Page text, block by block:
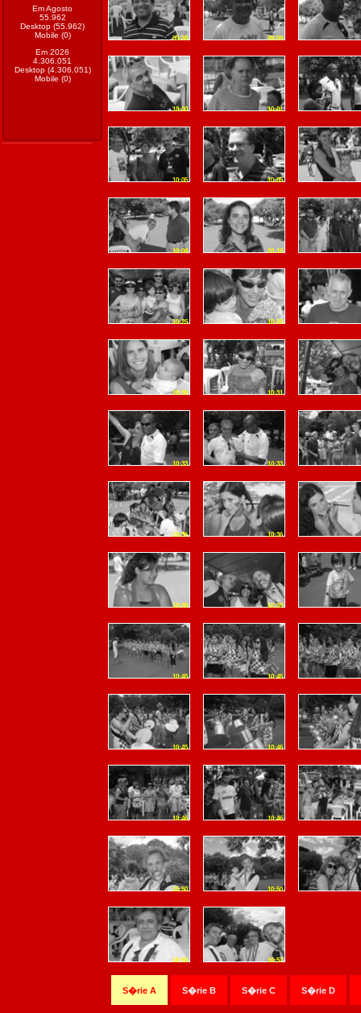
Em Agosto
55.962
Desktop (55.962)
Mobile (0)
Em 2026
4.306.051
Desktop (4.306.051)
Mobile (0)
09:58 09:59
10:00 10:01
10:05 10:05
10:09 10:10
10:25 10:25
10:30 10:31
10:33 10:33
10:36 10:36
10:38 10:39
10:45 10:45
10:45 10:46
10:46 10:46
10:50 10:50
10:55 10:57
S�rie A S�rie B S�rie C S�rie D